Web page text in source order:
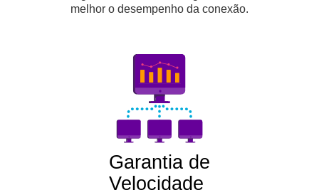
melhor o desempenho da conexão.
Garantia de
Velocidade